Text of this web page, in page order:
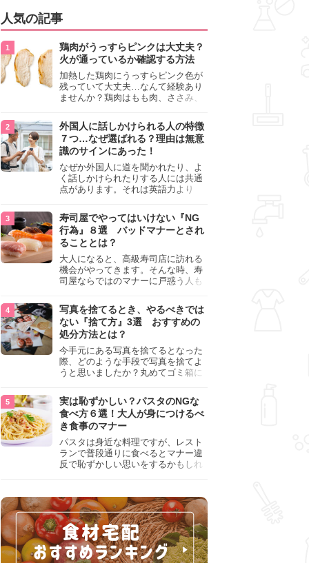
人気の記事
鶏肉がうっすらピンクは大丈夫？
火が通っているか確認する方法
加熱した鶏肉にうっすらピンク色が
残っていて大丈夫…なんて経験あり
ませんか？鶏肉はもも肉、ささみ、
わいが異なり、いろいろと楽しめる
料理ですが、鶏肉は加熱した後でも
うっすらピンク色の部分が大丈夫な
のと気になるときがあります。この
記事では生焼けか火が通っているの
かを確認する方法や、鶏肉を調理す
るときの注意点を紹介しますので、
参考にしてみてくださいね。
外国人に話しかけられる人の特徴
７つ…なぜ選ばれる？理由は無意
識のサインにあった！
なぜか外国人に道を聞かれたり、よ
く話しかけられたりする人には共通
点があります。それは英語力より
けても大丈夫」というサインが関係
しています。よく選ばれる人の特徴
や、英語が苦手でも焦らない対処
法、自分を守るための注意点を詳し
く解説します。
寿司屋でやってはいけない『NG
行為』８選 バッドマナーとされ
ることとは？
大人になると、高級寿司店に訪れる
機会がやってきます。そんな時、寿
司屋ならではのマナーに戸惑う人も
らためて寿司屋でやってはいけない
『NG行為』をチェックしましょう。
写真を捨てるとき、やるべきでは
ない『捨て方』3選 おすすめの
処分方法とは？
今手元にある写真を捨てるとなった
際、どのような手段で写真を捨てよ
うと思いましたか？丸めてゴミ箱に
真は個人情報が詰まっているので、
ただ丸めただけの状態で捨ててしま
うのは危険です。写真にすべきでは
ない捨て方をまとめているので、ぜ
ひチェックしておきましょう。
実は恥ずかしい？パスタのNGな
食べ方６選！大人が身につけるべ
き食事のマナー
パスタは身近な料理ですが、レスト
ランで普段通りに食べるとマナー違
反で恥ずかしい思いをするかもしれ
して、正しい食べ方を確認しましょ
う。大人の嗜みとして知っておきた
い新常識を解説します。